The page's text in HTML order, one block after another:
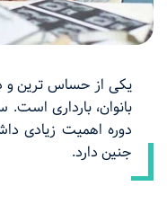
یکی از حساس ترین و
بانوان، بارداری
دوره اهمیت زیادی
جنین دارد.